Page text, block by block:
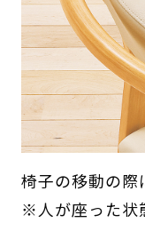
椅子の移動の際
※人が座った状